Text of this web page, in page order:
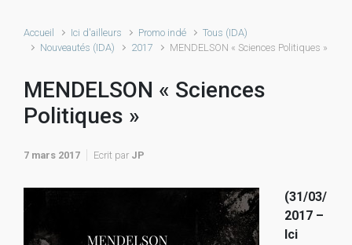
Accueil Ici d'ailleurs Promo indé
Tous (IDA)
Nouveautés (IDA)
2017 MENDELSON « Sciences Politiques »
MENDELSON « Sciences
Politiques »
7 mars 2017 Ecrit par JP
(31/03/
2017 –
Ici